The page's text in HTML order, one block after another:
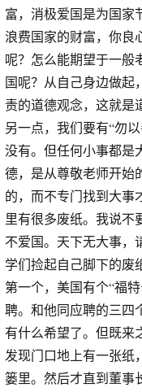
富，消极爱国是为国家
浪费国家的财富，你良
呢？怎么能期望于一般
国呢？从自己身边做起
责的道德观念，这就是
另一点，我们要有“勿
没有。但任何小事都是
德，是从尊敬老师开始
的，而不专门找到大事
里有很多废纸。我说
不爱国。天下无大事，
学们捡起自己脚下的废
第一个，美国有个“福
聘。和他同应聘的三四
有什么希望了。但既来
发现门口地上有一张纸
篓里。然后才直到董事